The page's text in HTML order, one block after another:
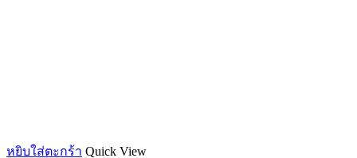
หยิบใส่ตะกร้า Quick View